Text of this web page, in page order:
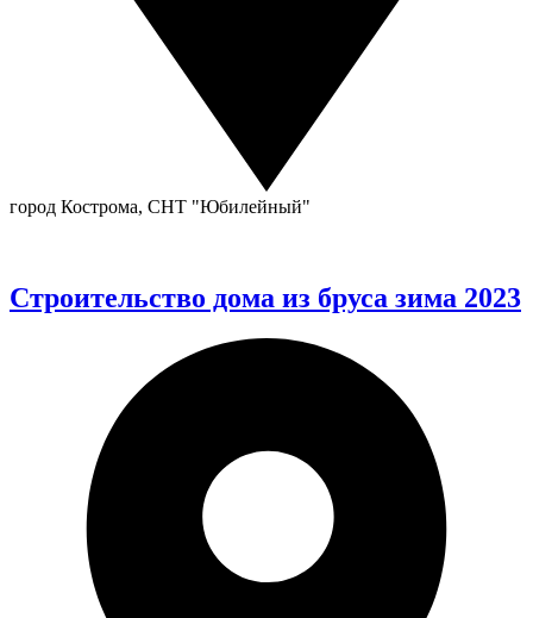
город Кострома, СНТ "Юбилейный"
Строительство дома из бруса зима 2023